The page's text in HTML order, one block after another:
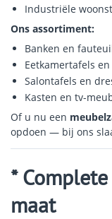
Industriële
Ons assortiment:
Banken en
Eetkamertafels
Salontafels en
Kasten en tv-
Of u nu een
opdoen — bij ons
*
maat